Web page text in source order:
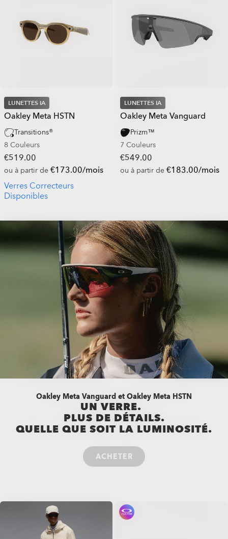
LUNETTES IA
Oakley Meta HSTN
Transitions®
8 Couleurs
€519.00
ou à partir de €173.00/mois
Verres Correcteurs
Disponibles
LUNETTES IA
Oakley Meta Vanguard
Prizm™
7 Couleurs
€549.00
ou à partir de €183.00/mois
Oakley Meta Vanguard et Oakley Meta HSTN
UN VERRE.
PLUS DE DÉTAILS.
QUELLE QUE SOIT LA LUMINOSITÉ.
ACHETER